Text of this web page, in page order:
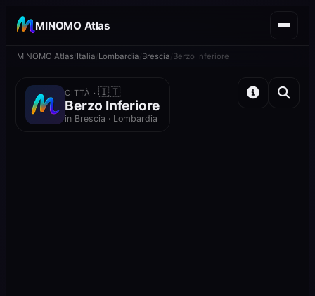
MINOMO Atlas
MINOMO Atlas Italia Lombardia Brescia Berzo Inferiore
CITTÀ ·🇮🇹
Berzo Inferiore
in Brescia · Lombardia